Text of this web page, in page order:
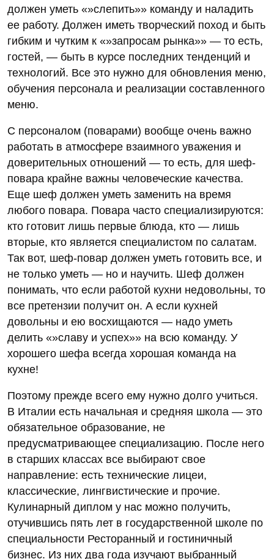
должен уметь «»слепить»» команду и наладить
ее работу. Должен иметь творческий поход и быть
гибким и чутким к «»запросам рынка»» — то есть,
гостей, — быть в курсе последних тенденций и
технологий. Все это нужно для обновления меню,
обучения персонала и реализации составленного
меню.
С персоналом (поварами) вообще очень важно
работать в атмосфере взаимного уважения и
доверительных отношений — то есть, для шеф-
повара крайне важны человеческие качества.
Еще шеф должен уметь заменить на время
любого повара. Повара часто специализируются:
кто готовит лишь первые блюда, кто — лишь
вторые, кто является специалистом по салатам.
Так вот, шеф-повар должен уметь готовить все, и
не только уметь — но и научить. Шеф должен
понимать, что если работой кухни недовольны, то
все претензии получит он. А если кухней
довольны и ею восхищаются — надо уметь
делить «»славу и успех»» на всю команду. У
хорошего шефа всегда хорошая команда на
кухне!
Поэтому прежде всего ему нужно долго учиться.
В Италии есть начальная и средняя школа — это
обязательное образование, не
предусматривающее специализацию. После него
в старших классах все выбирают свое
направление: есть технические лицеи,
классические, лингвистические и прочие.
Кулинарный диплом у нас можно получить,
отучившись пять лет в государственной школе по
специальности Ресторанный и гостиничный
бизнес. Из них два года изучают выбранный